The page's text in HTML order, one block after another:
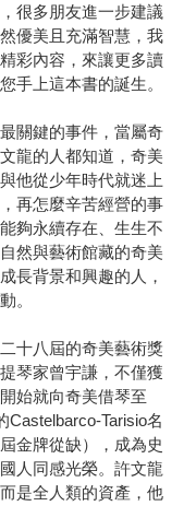
很多朋友進一步建議
優美且充滿智慧，我
彩內容，來讓更多讀
手上這本書的誕生。
關鍵的事件，當屬奇
龍的人都知道，奇美
他從少年時代就迷上
再怎麼辛苦經營的事
夠永續存在、生生不
然與藝術館藏的奇美
長背景和興趣的人，
。
十八屆的奇美藝術獎
琴家曾宇謙，不僅獲
始就向奇美借琴至
Tarisio名
金牌從缺），成為史
人同感光榮。許文龍
是全人類的資產，他